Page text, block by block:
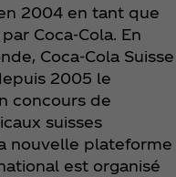
2004 en tant que
Coca‑Cola. En
Coca‑Cola Suisse
2005 le
concours de
suisses
nouvelle plateforme
est organisé